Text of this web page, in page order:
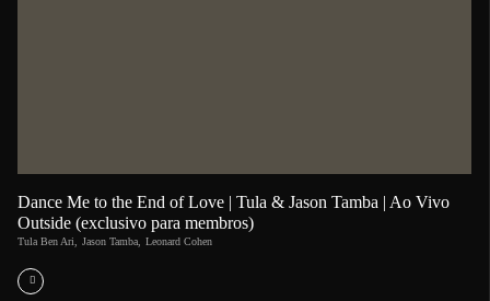
Dance Me to the End of Love | Tula & Jason Tamba | Ao Vivo
Outside (exclusivo para membros)
Tula Ben Ari Jason Tamba Leonard Cohen